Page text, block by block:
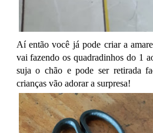
Aí então você já pode criar a
vai fazendo os quadradinhos do 1
suja o chão e pode ser retirada
crianças vão adorar a surpresa!